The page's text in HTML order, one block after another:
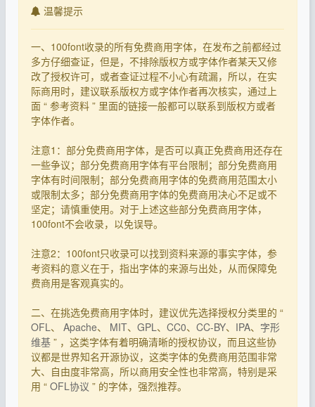
温馨提示
一、100font收录的所有免费商用字体，在发布之前都经过
多方仔细查证，但是，不排除版权方或字体作者某天又修
改了授权许可，或者查证过程不小心有疏漏，所以，在实
际商用时，建议联系版权方或字体作者再次核实，通过上
面 “ 参考资料 ” 里面的链接一般都可以联系到版权方或者
字体作者。
注意1：部分免费商用字体，是否可以真正免费商用还存在
一些争议；部分免费商用字体有平台限制；部分免费商用
字体有时间限制；部分免费商用字体的免费商用范围太小
或限制太多；部分免费商用字体的免费商用决心不足或不
坚定；请慎重使用。对于上述这些部分免费商用字体，
100font不会收录，以免误导。
注意2：100font只收录可以找到资料来源的事实字体，参
考资料的意义在于，指出字体的来源与出处，从而保障免
费商用是客观真实的。
二、在挑选免费商用字体时，建议优先选择授权分类里的 “
OFL 、 Apache、 MIT、 GPL 、 CC0、 CC-BY、 IPA、 字形
维基 ” ，这类字体有着明确清晰的授权协议，而且这些协
议都是世界知名开源协议，这类字体的免费商用范围非常
大、自由度非常高，所以商用安全性也非常高，特别是采
用 “ OFL协议 ” 的字体，强烈推荐。